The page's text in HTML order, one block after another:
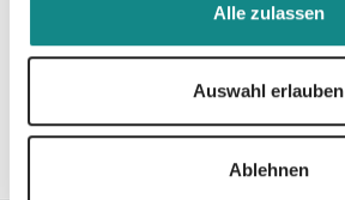
Alle zulassen
Auswahl erlauben
Ablehnen